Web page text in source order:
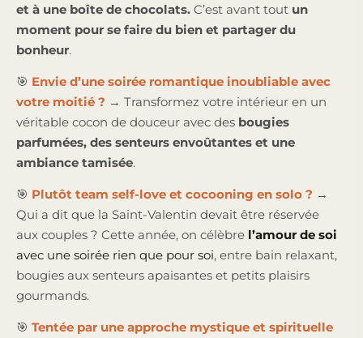
et à une boîte de chocolats. C’est avant tout un
moment pour se faire du bien et partager du
bonheur.
🎯 Envie d’une soirée romantique inoubliable avec
votre moitié ? → Transformez votre intérieur en un
véritable cocon de douceur avec des bougies
parfumées, des senteurs envoûtantes et une
ambiance tamisée.
🎯 Plutôt team self-love et cocooning en solo ? →
Qui a dit que la Saint-Valentin devait être réservée
aux couples ? Cette année, on célèbre l’amour de soi
avec une soirée rien que pour soi, entre bain relaxant,
bougies aux senteurs apaisantes et petits plaisirs
gourmands.
🎯 Tentée par une approche mystique et spirituelle